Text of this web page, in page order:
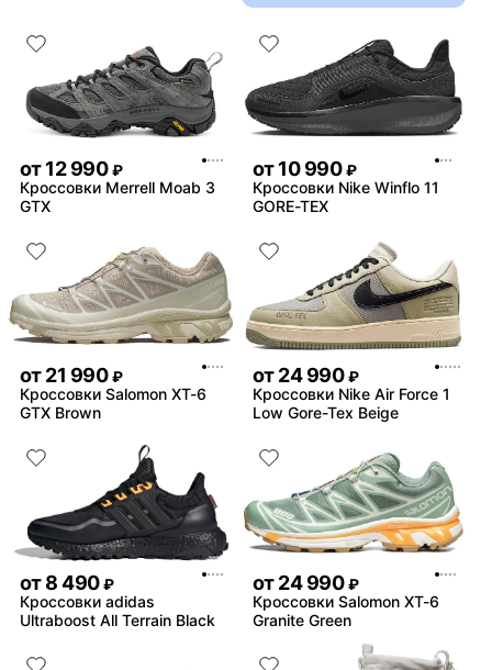
от12 990 ₽
Кроссовки Merrell Moab 3
GTX
от10 990 ₽
Кроссовки Nike Winflo 11
GORE-TEX
от21 990 ₽
Кроссовки Salomon XT-6
GTX Brown
от24 990 ₽
Кроссовки Nike Air Force 1
Low Gore-Tex Beige
от8 490 ₽
Кроссовки adidas
Ultraboost All Terrain Black
от24 990 ₽
Кроссовки Salomon XT-6
Granite Green